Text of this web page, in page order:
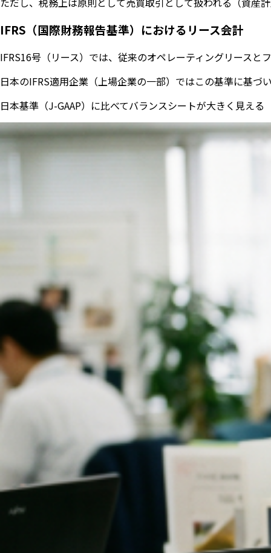
IFRS（国際財務報告基準）におけるリース会計
IFRS16号（リース）では、従来のオペレーティングリース
日本のIFRS適用企業（上場企業の一部）ではこの基準に基
日本基準（J-GAAP）に比べてバランスシートが大きく見え